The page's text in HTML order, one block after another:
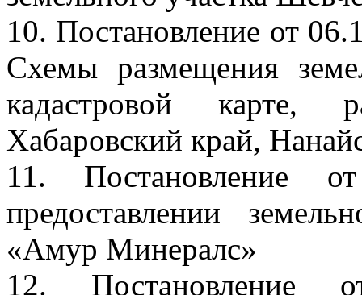
10. Постановление от
Схемы размещения
кадастровой карте,
Хабаровский край,
11.
предоставлении
«Амур Минералс»
12.